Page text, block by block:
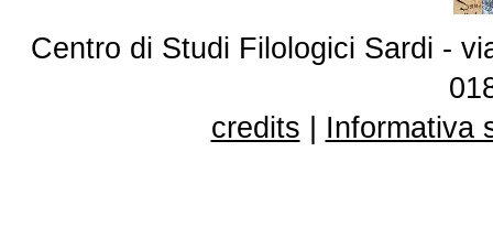
Centro di Studi Filologici Sardi -
credits
Informativa